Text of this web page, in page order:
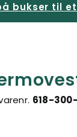
bukser til
618-